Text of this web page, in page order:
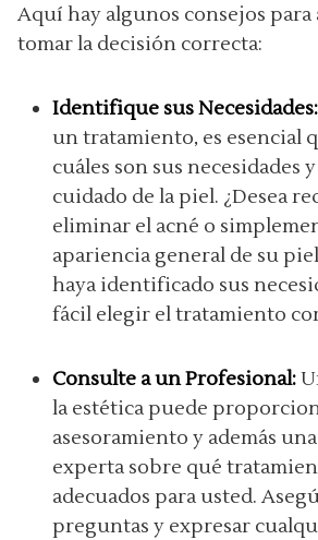
Aquí hay algunos consejos para
tomar la decisión correcta:
Identifique sus Necesidades:
un tratamiento, es esencial
cuáles son sus necesidades
cuidado de la piel. ¿Desea
eliminar el acné o
apariencia general de su
haya identificado sus
fácil elegir el tratamiento
Consulte a un Profesional:
la estética puede
asesoramiento y además
experta sobre qué
adecuados para usted.
preguntas y expresar